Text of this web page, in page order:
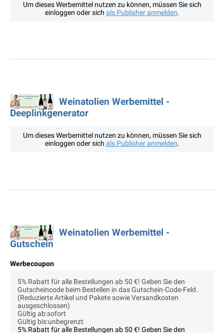
Um dieses Werbemittel nutzen zu können, müssen Sie sich
einloggen oder sich als Publisher anmelden.
Weinatolien Werbemittel -
Deeplinkgenerator
Um dieses Werbemittel nutzen zu können, müssen Sie sich
einloggen oder sich als Publisher anmelden.
Weinatolien Werbemittel -
Gutschein
Werbecoupon
5% Rabatt für alle Bestellungen ab 50 €! Geben Sie den
Gutscheincode beim Bestellen in das Gutschein-Code-Feld.
(Reduzierte Artikel und Pakete sowie Versandkosten
ausgeschlossen)
Gültig ab:sofort
Gültig bis:unbegrenzt
5% Rabatt für alle Bestellungen ab 50 €! Geben Sie den